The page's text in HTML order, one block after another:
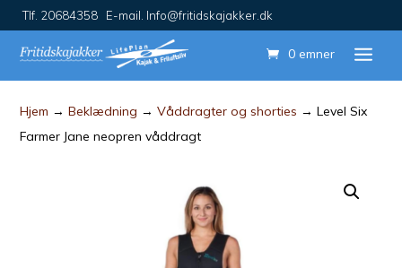
Tlf. 20684358 E-mail. Info@fritidskajakker.dk
0 emner
Hjem →Beklædning →Våddragter og shorties → Level Six
Farmer Jane neopren våddragt